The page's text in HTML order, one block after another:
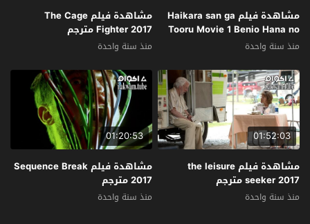
مشاهدة فيلم Haikara san ga
Tooru Movie 1 Benio Hana no
17-sai 2017 مترجم
منذ سنة واحدة
مشاهدة فيلم The Cage
Fighter 2017 مترجم
منذ سنة واحدة
01:52:03
مشاهدة فيلم the leisure
seeker 2017 مترجم
منذ سنة واحدة
01:20:53
مشاهدة فيلم Sequence Break
2017 مترجم
منذ سنة واحدة